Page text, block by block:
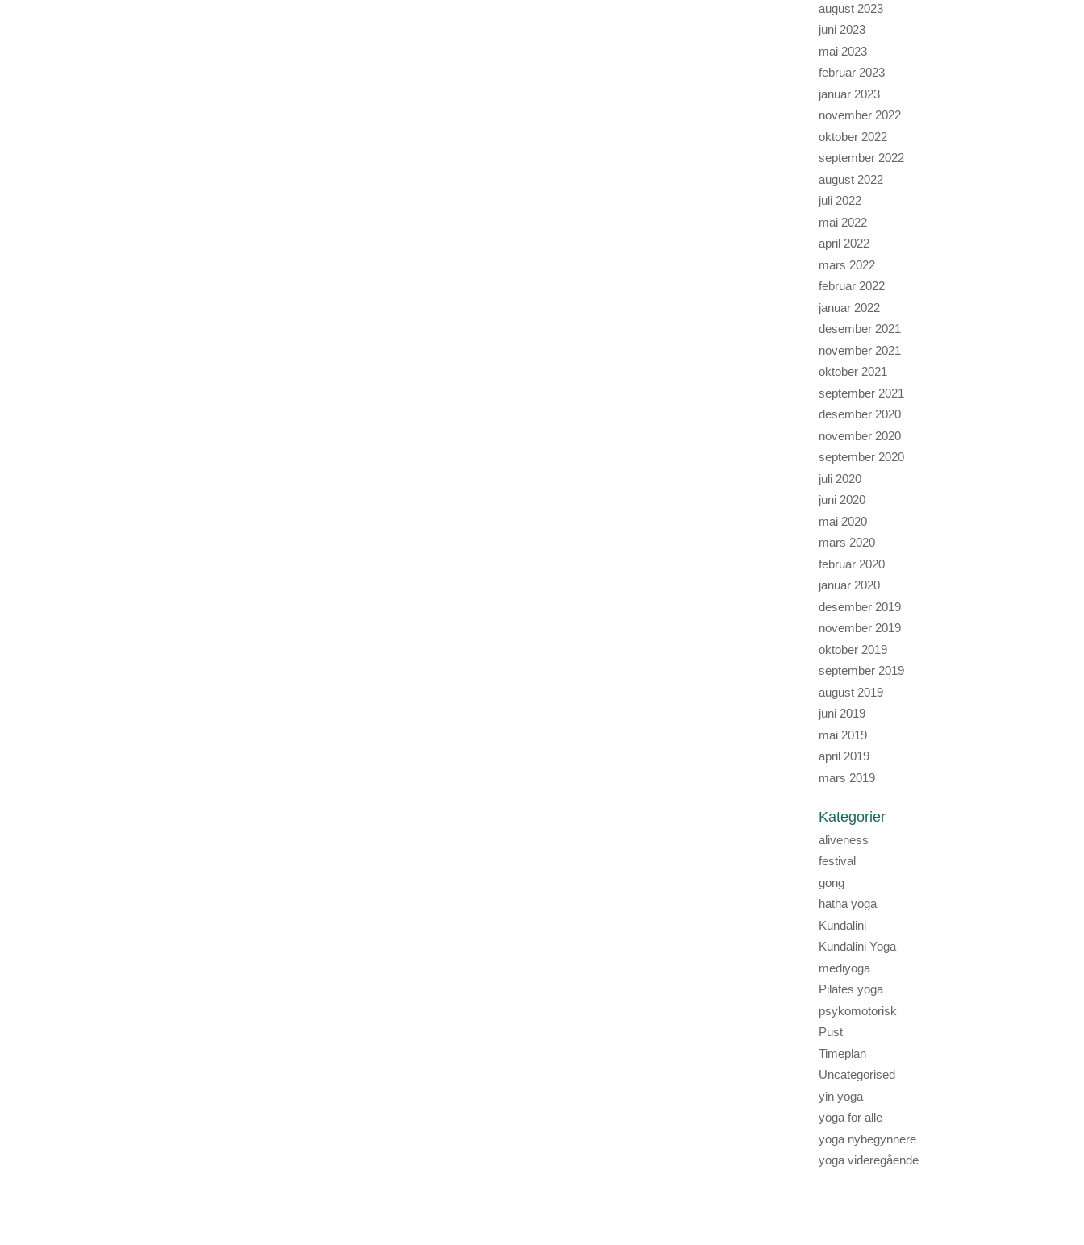
august 2023
juni 2023
mai 2023
februar 2023
januar 2023
november 2022
oktober 2022
september 2022
august 2022
juli 2022
mai 2022
april 2022
mars 2022
februar 2022
januar 2022
desember 2021
november 2021
oktober 2021
september 2021
desember 2020
november 2020
september 2020
juli 2020
juni 2020
mai 2020
mars 2020
februar 2020
januar 2020
desember 2019
november 2019
oktober 2019
september 2019
august 2019
juni 2019
mai 2019
april 2019
mars 2019
Kategorier
aliveness
festival
gong
hatha yoga
Kundalini
Kundalini Yoga
mediyoga
Pilates yoga
psykomotorisk
Pust
Timeplan
Uncategorised
yin yoga
yoga for alle
yoga nybegynnere
yoga videregående